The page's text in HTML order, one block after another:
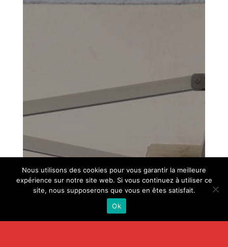
Nous utilisons des cookies pour vous garantir la meilleure
expérience sur notre site web. Si vous continuez à utiliser ce
site, nous supposerons que vous en êtes satisfait.
Ok